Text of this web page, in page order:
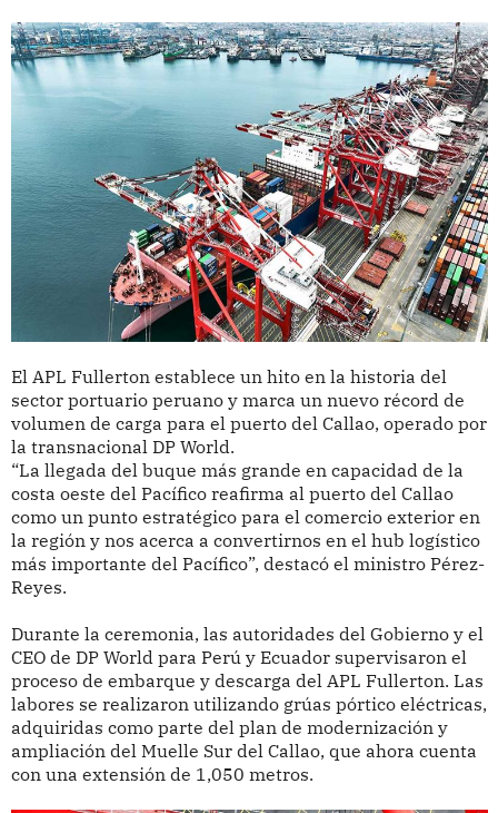
El APL Fullerton establece un hito en la historia del
sector portuario peruano y marca un nuevo récord de
volumen de carga para el puerto del Callao, operado por
la transnacional DP World.
“La llegada del buque más grande en capacidad de la
costa oeste del Pacífico reafirma al puerto del Callao
como un punto estratégico para el comercio exterior en
la región y nos acerca a convertirnos en el hub logístico
más importante del Pacífico”, destacó el ministro Pérez-
Reyes.
Durante la ceremonia, las autoridades del Gobierno y el
CEO de DP World para Perú y Ecuador supervisaron el
proceso de embarque y descarga del APL Fullerton. Las
labores se realizaron utilizando grúas pórtico eléctricas,
adquiridas como parte del plan de modernización y
ampliación del Muelle Sur del Callao, que ahora cuenta
con una extensión de 1,050 metros.